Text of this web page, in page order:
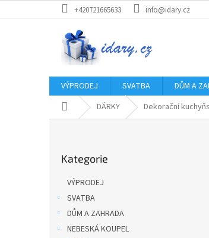
na
+420721665633 info@idary.cz
VÝPRODEJ SVATBA DŮM A
Domů DÁRKY Dekorační
kategorie
Kategorie
VÝPRODEJ
SVATBA
DŮM A ZAHRADA
NEBESKÁ KOUPEL